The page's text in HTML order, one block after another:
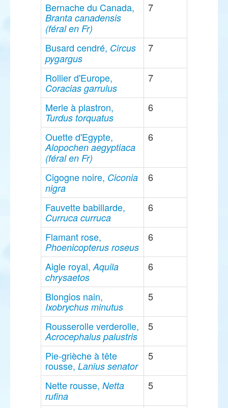
Bernache du Canada,
Branta canadensis
(féral en Fr)
7
Busard cendré, Circus
pygargus
7
Rollier d'Europe,
Coracias garrulus
7
Merle à plastron,
Turdus torquatus
6
Ouette d'Egypte,
Alopochen aegyptiaca
(féral en Fr)
6
Cigogne noire, Ciconia
nigra
6
Fauvette babillarde,
Curruca curruca
6
Flamant rose,
Phoenicopterus roseus
6
Aigle royal,Aquila
chrysaetos
6
Blongios nain,
Ixobrychus minutus
5
Rousserolle verderolle,
Acrocephalus palustris
5
Pie-grièche à tête
rousse, Lanius senator
5
Nette rousse, Netta
rufina
5